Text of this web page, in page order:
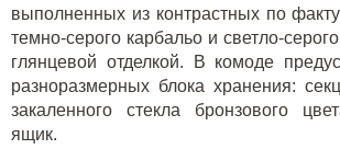
выполненных из контрастных по
темно-серого карбальо и светло-
глянцевой отделкой. В комоде
разноразмерных блока хранения:
закаленного стекла бронзового
ящик.